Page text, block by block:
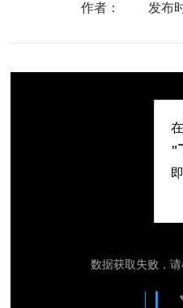
作者： 发布
"